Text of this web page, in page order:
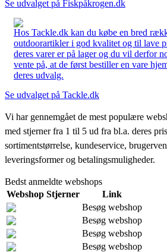
Se udvalget på Fiskpåkrogen.dk
Hos Tackle.dk kan du købe en bred
outdoorartikler i god kvalitet og til lave
deres varer er på lager og du vil derfor
vente på, at de først bestiller en vare
deres udvalg.
Se udvalget på Tackle.dk
Vi har gennemgået de mest populære
med stjerner fra 1 til 5 ud fra bl.a. deres
sortimentstørrelse, kundeservice,
leveringsformer og betalingsmuligheder.
Bedst anmeldte webshops
Webshop Stjerner
Link
Besøg webshop
Besøg webshop
Besøg webshop
Besøg webshop